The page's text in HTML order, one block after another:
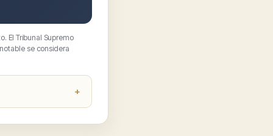
El Tribunal Supremo
se considera